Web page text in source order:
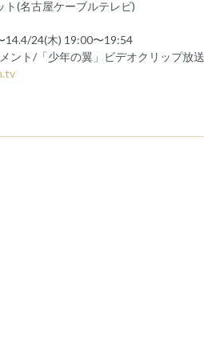
ト(名古屋ケーブルテレビ)
14.4/24(木) 19:00〜19:54
ント/「少年の翼」ビデオクリップ放